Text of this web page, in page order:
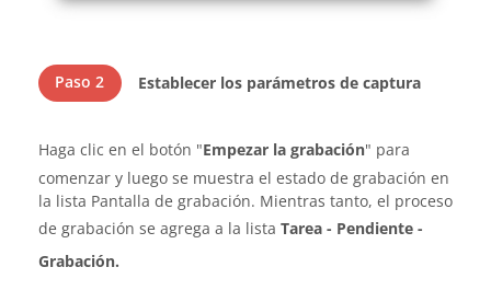
Paso 2 Establecer los parámetros de captura
Haga clic en el botón "Empezar la grabación" para
comenzar y luego se muestra el estado de grabación en
la lista Pantalla de grabación. Mientras tanto, el proceso
de grabación se agrega a la lista Tarea - Pendiente -
Grabación.